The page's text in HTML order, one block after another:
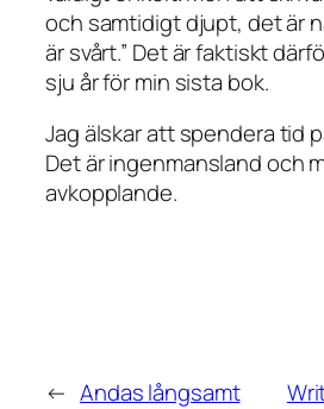
och samtidigt djupt, det är
är svårt.” Det är faktiskt
sju år för min sista bok.
Jag älskar att spendera tid
Det är ingenmansland och
avkopplande.
← Andas långsamt